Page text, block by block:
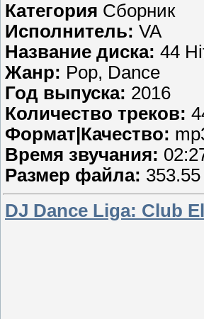
Категория Сборник
Исполнитель: VA
Название диска: 44
Жанр: Pop, Dance
Год выпуска: 2016
Количество треков:
Формат|Качество:
Время звучания:
Размер файла:
DJ Dance Liga: Club